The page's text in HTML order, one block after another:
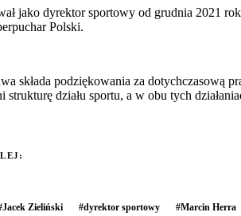
jako dyrektor sportowy od grudnia 2021
Polski.
składa podziękowania za dotychczasową
strukturę działu sportu, a w obu tych
Jacek Zieliński #dyrektor sportowy #Marcin Herra